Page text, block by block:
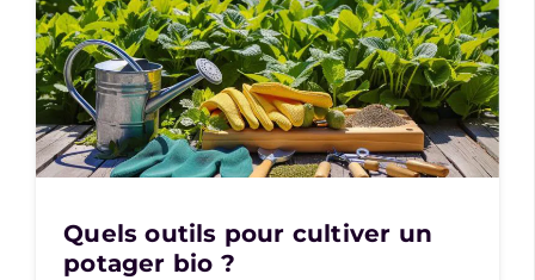
Quels outils pour cultiver un
potager bio ?